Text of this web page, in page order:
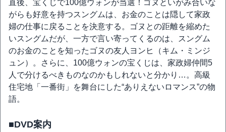
直後、宝くじで100億ウォンが当選！ゴヌといがみ合いな
がらも好意を持つスングムは、お金のことは隠して家政
婦の仕事に戻ることを決意する。ゴヌとの距離を縮めた
いスングムだが、一方で言い寄ってくるのは、スングム
のお金のことを知ったゴヌの友人ヨンヒ（キム・ミンジ
ュン）。さらに、100億ウォンの宝くじは、家政婦仲間5
人で分けるべきものなのかもしれないと分かり…。高級
住宅地「一番街」を舞台にした“ありえないロマンス”の物
語。
■DVD案内